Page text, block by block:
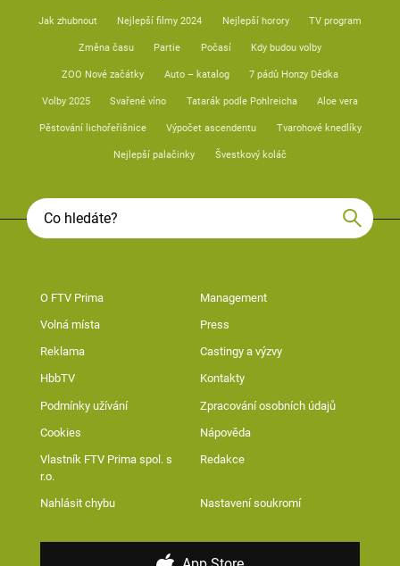
Jak zhubnout Nejlepší filmy 2024 Nejlepší horory TV program
Změna času Partie Počasí Kdy budou volby
ZOO Nové začátky Auto – katalog 7 pádů Honzy Dědka
Volby 2025 Svařené víno Tatarák podle Pohlreicha Aloe vera
Pěstování lichořeřišnice Výpočet ascendentu Tvarohové knedlíky
Nejlepší palačinky Švestkový koláč
O FTV Prima Management
Volná místa Press
Reklama Castingy a výzvy
HbbTV Kontakty
Podmínky užívání Zpracování osobních údajů
Cookies Nápověda
Vlastník FTV Prima spol. s
r.o.
Redakce
Nahlásit chybu Nastavení soukromí